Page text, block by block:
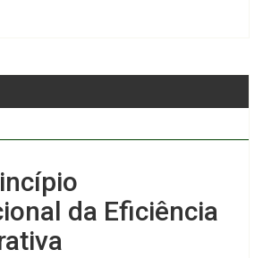
da Eficiência